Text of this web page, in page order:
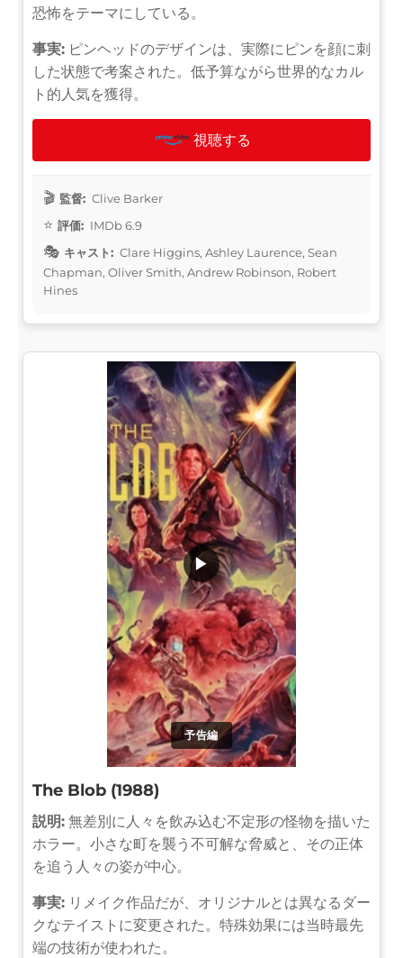
恐怖をテーマにしている。
事実: ピンヘッドのデザインは、実際にピンを顔に刺
した状態で考案された。低予算ながら世界的なカル
ト的人気を獲得。
視聴する
監督: Clive Barker
評価: IMDb 6.9
キャスト: Clare Higgins, Ashley Laurence, Sean
Chapman, Oliver Smith, Andrew Robinson, Robert
Hines
予告編
▶
The Blob (1988)
説明: 無差別に人々を飲み込む不定形の怪物を描いた
ホラー。小さな町を襲う不可解な脅威と、その正体
を追う人々の姿が中心。
事実: リメイク作品だが、オリジナルとは異なるダー
クなテイストに変更された。特殊効果には当時最先
端の技術が使われた。